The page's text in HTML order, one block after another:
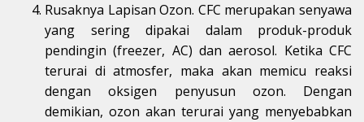
Rusaknya Lapisan Ozon. CFC merupakan senyawa
yang sering dipakai dalam produk-produk
pendingin (freezer, AC) dan aerosol. Ketika CFC
terurai di atmosfer, maka akan memicu reaksi
dengan oksigen penyusun ozon. Dengan
demikian, ozon akan terurai yang menyebabkan